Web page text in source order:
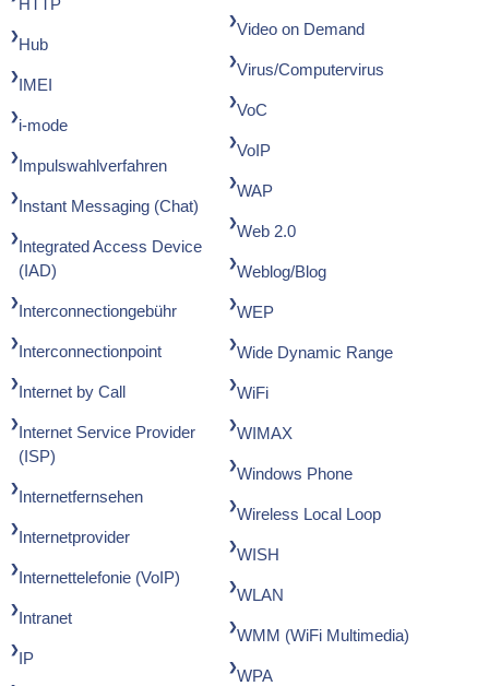
Hub
IMEI
i-mode
Impulswahlverfahren
Instant Messaging (Chat)
Integrated Access Device
(IAD)
Interconnectiongebühr
Interconnectionpoint
Internet by Call
Internet Service Provider
(ISP)
Internetfernsehen
Internetprovider
Internettelefonie (VoIP)
Intranet
IP
Video on Demand
Virus/Computervirus
VoC
VoIP
WAP
Web 2.0
Weblog/Blog
WEP
Wide Dynamic Range
WiFi
WIMAX
Windows Phone
Wireless Local Loop
WISH
WLAN
WMM (WiFi Multimedia)
WPA